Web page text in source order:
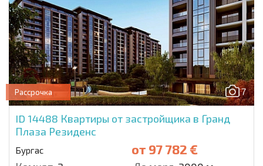
7
Рассрочка
ID 14488 Квартиры от застройщика в Гранд
Плаза Резиденс
Бургас от 97 782 €